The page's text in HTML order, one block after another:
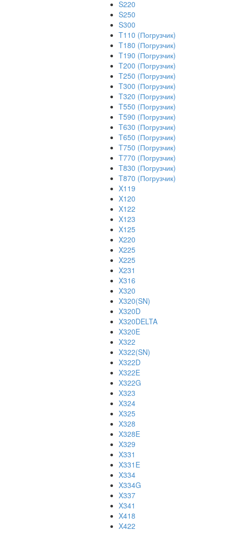
S220
S250
S300
T110 (Погрузчик)
T180 (Погрузчик)
T190 (Погрузчик)
T200 (Погрузчик)
T250 (Погрузчик)
T300 (Погрузчик)
T320 (Погрузчик)
T550 (Погрузчик)
T590 (Погрузчик)
T630 (Погрузчик)
T650 (Погрузчик)
T750 (Погрузчик)
T770 (Погрузчик)
T830 (Погрузчик)
T870 (Погрузчик)
X119
X120
X122
X123
X125
X220
X225
X225
X231
X316
X320
X320(SN)
X320D
X320DELTA
X320E
X322
X322(SN)
X322D
X322E
X322G
X323
X324
X325
X328
X328E
X329
X331
X331E
X334
X334G
X337
X341
X418
X422